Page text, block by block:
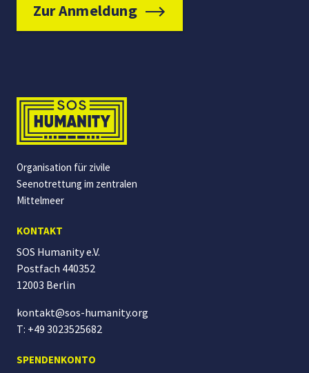
Zur Anmeldung
Organisation für zivile
Seenotrettung im zentralen
Mittelmeer
KONTAKT
SOS Humanity e.V.
Postfach 440352
12003 Berlin
kontakt@sos-humanity.org
T: +49 3023525682
SPENDENKONTO